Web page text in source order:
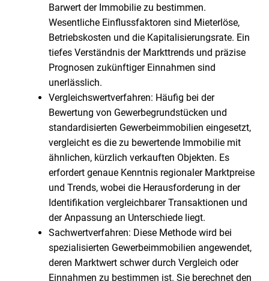
Barwert der Immobilie zu bestimmen.
Wesentliche Einflussfaktoren sind Mieterlöse,
Betriebskosten und die Kapitalisierungsrate. Ein
tiefes Verständnis der Markttrends und präzise
Prognosen zukünftiger Einnahmen sind
unerlässlich.
Vergleichswertverfahren: Häufig bei der
Bewertung von Gewerbegrundstücken und
standardisierten Gewerbeimmobilien eingesetzt,
vergleicht es die zu bewertende Immobilie mit
ähnlichen, kürzlich verkauften Objekten. Es
erfordert genaue Kenntnis regionaler Marktpreise
und Trends, wobei die Herausforderung in der
Identifikation vergleichbarer Transaktionen und
der Anpassung an Unterschiede liegt.
Sachwertverfahren: Diese Methode wird bei
spezialisierten Gewerbeimmobilien angewendet,
deren Marktwert schwer durch Vergleich oder
Einnahmen zu bestimmen ist. Sie berechnet den